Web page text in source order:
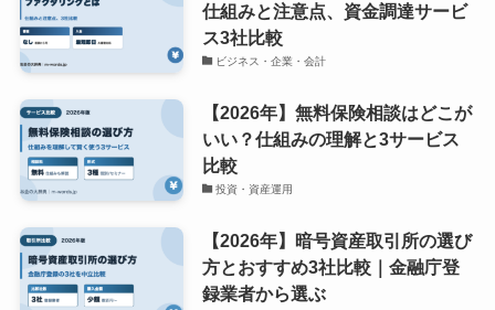
仕組みと注意点、資金調達サービ
ス3社比較
ビジネス・企業・会計
【2026年】無料保険相談はどこが
いい？仕組みの理解と3サービス
比較
投資・資産運用
【2026年】暗号資産取引所の選び
方とおすすめ3社比較｜金融庁登
録業者から選ぶ